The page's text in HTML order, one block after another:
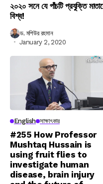
২০২০ সনে যে পাঁচটি প্রযুক্তি
বিশ্ব!
ড. মশিউর রহমান
January 2, 2020
English সাক্ষাৎকার
#255 How Professor
Mushtaq Hussain is
using fruit flies to
investigate human
disease, brain injury